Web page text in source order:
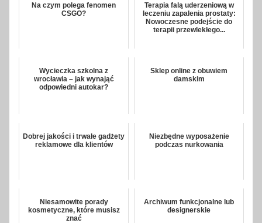
Na czym polega fenomen
CSGO?
Terapia falą uderzeniową w
leczeniu zapalenia prostaty:
Nowoczesne podejście do
terapii przewlekłego...
Wycieczka szkolna z
wrocławia – jak wynająć
odpowiedni autokar?
Sklep online z obuwiem
damskim
Dobrej jakości i trwałe gadżety
reklamowe dla klientów
Niezbędne wyposażenie
podczas nurkowania
Niesamowite porady
kosmetyczne, które musisz
znać
Archiwum funkcjonalne lub
designerskie